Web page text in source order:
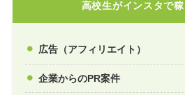
高校生がインスタで
広告（アフィリエイト）
企業からのPR案件